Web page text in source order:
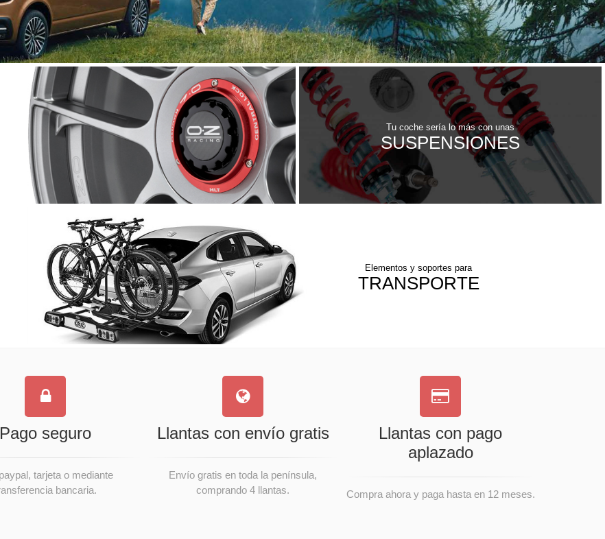
Tu coche sería lo más con unas
SUSPENSIONES
Elementos y soportes para
TRANSPORTE
Pago seguro
tarjeta o mediante
bancaria.
Llantas con envío gratis
Envío gratis en toda la península,
comprando 4 llantas.
Llantas con pago
aplazado
Compra ahora y paga hasta en 12 meses.